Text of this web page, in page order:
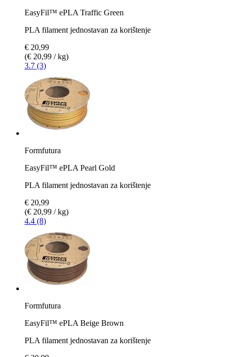
EasyFil™ ePLA Traffic Green
PLA filament jednostavan za korištenje
€ 20,99
(€ 20,99 / kg)
3.7 (3)
Formfutura
EasyFil™ ePLA Pearl Gold
PLA filament jednostavan za korištenje
€ 20,99
(€ 20,99 / kg)
4.4 (8)
Formfutura
EasyFil™ ePLA Beige Brown
PLA filament jednostavan za korištenje